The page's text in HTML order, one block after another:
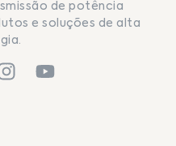
de potência
e soluções de alta